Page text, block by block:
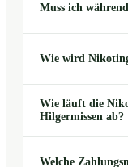
Muss ich
Wie wird
Wie läuft die
Hilgermissen ab?
Welche